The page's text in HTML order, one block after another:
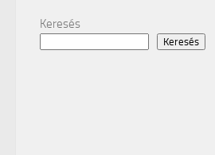
Keresés
Keresés